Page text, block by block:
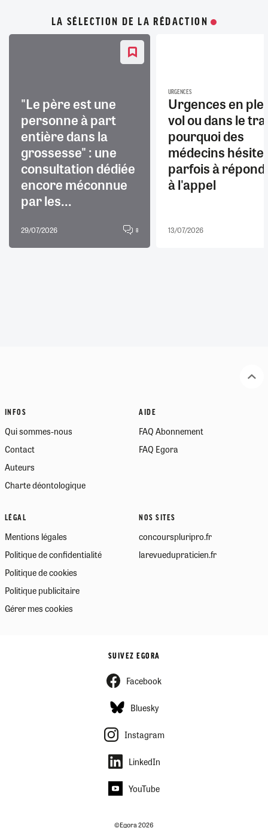
LA SÉLECTION DE LA RÉDACTION
"Le père est une
personne à part
entière dans la
grossesse" : une
consultation dédiée
encore méconnue
par les...
29/07/2026 8
URGENCES
Urgences en
vol ou dans le
pourquoi des
médecins
parfois à
à l'appel
13/07/2026
INFOS
Qui sommes-nous
Contact
Auteurs
Charte déontologique
AIDE
FAQ Abonnement
FAQ Egora
LÉGAL
Mentions légales
Politique de confidentialité
Politique de cookies
Politique publicitaire
Gérer mes cookies
NOS SITES
concourspluripro.fr
larevuedupraticien.fr
SUIVEZ EGORA
Facebook
Bluesky
Instagram
LinkedIn
YouTube
©Egora 2026